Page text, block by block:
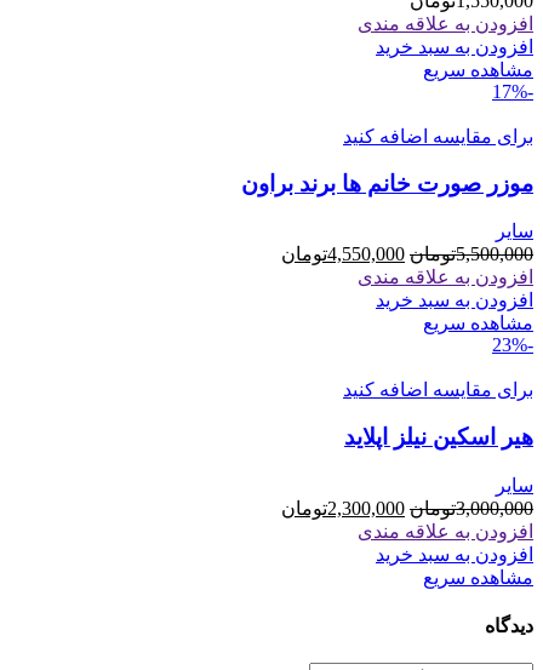
افزودن به علاقه مندی
افزودن به سبد خرید
مشاهده سریع
-17%
برای مقایسه اضافه کنید
موزر صورت خانم ها برند براون
سایر
5,500,000تومان قیمت
اصلی
4,550,000تومان
افزودن به علاقه مندی
افزودن به سبد خرید
مشاهده سریع
-23%
برای مقایسه اضافه کنید
هیر اسکین نیلز اپلاید
سایر
3,000,000تومان قیمت
اصلی
2,300,000تومان
افزودن به علاقه مندی
افزودن به سبد خرید
مشاهده سریع
دیدگاه